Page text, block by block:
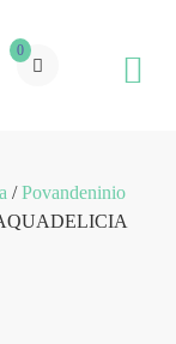
0
/Povandeninio